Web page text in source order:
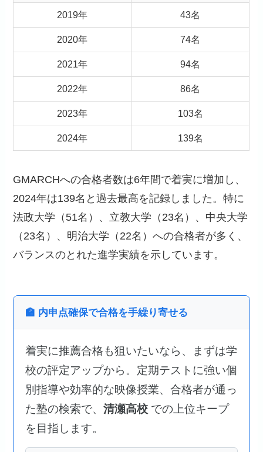
2019年 43名
2020年 74名
2021年 94名
2022年 86名
2023年 103名
2024年 139名
GMARCHへの合格者数は6年間で着実に増加し、
2024年は139名と過去最高を記録しました。特に
法政大学（51名）、立教大学（23名）、中央大学
（23名）、明治大学（22名）への合格者が多く、
バランスのとれた進学実績を示しています。
🏫 内申点確保で合格を手繰り寄せる
着実に推薦合格も狙いたいなら、まずは学
校の評定アップから。定期テストに強い個
別指導や効率的な映像授業、合格者が通っ
た塾の検索で、清瀬高校 での上位キープ
を目指します。